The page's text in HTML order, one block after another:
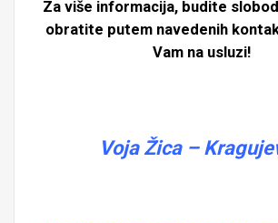
Za više informacija, budite
obratite putem navedenih
Vam na usluzi!
Voja Žica –